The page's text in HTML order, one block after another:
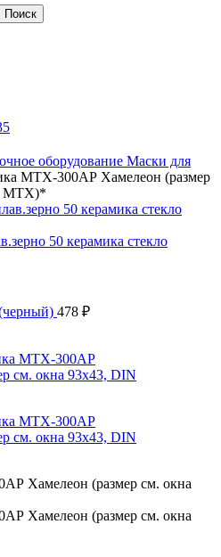
Поиск
оборудование Маски для
MTX-300АР Хамелеон (размер
MTX)*
50 керамика стекло
478 ₽